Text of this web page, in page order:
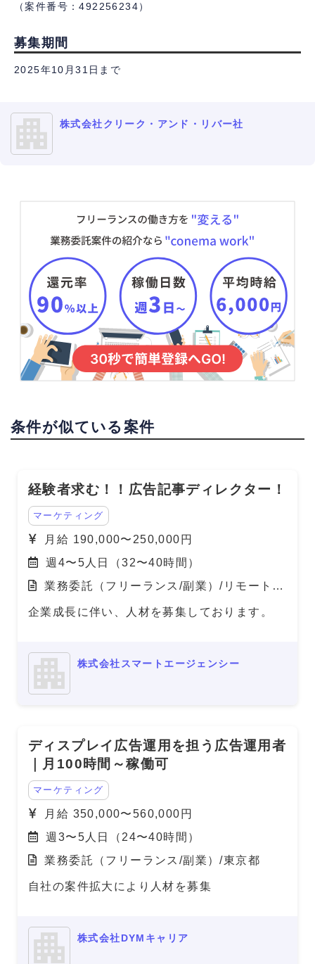
（案件番号：492256234）
募集期間
2025年10月31日まで
株式会社クリーク・アンド・リバー社
条件が似ている案件
経験者求む！！広告記事ディレクター！
マーケティング
月給 190,000〜250,000円
週4〜5人日（32〜40時間）
業務委託（フリーランス/副業）/リモート
企業成長に伴い、人材を募集しております。
株式会社スマートエージェンシー
ディスプレイ広告運用を担う広告運用者
｜月100時間～稼働可
マーケティング
月給 350,000〜560,000円
週3〜5人日（24〜40時間）
業務委託（フリーランス/副業）/東京都
自社の案件拡大により人材を募集
株式会社DYMキャリア